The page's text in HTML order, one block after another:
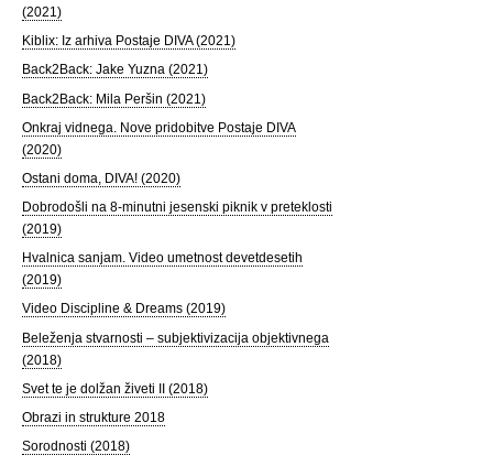
(2021)
Kiblix: Iz arhiva Postaje DIVA (2021)
Back2Back: Jake Yuzna (2021)
Back2Back: Mila Peršin (2021)
Onkraj vidnega. Nove pridobitve Postaje DIVA
(2020)
Ostani doma, DIVA! (2020)
Dobrodošli na 8-minutni jesenski piknik v preteklosti
(2019)
Hvalnica sanjam. Video umetnost devetdesetih
(2019)
Video Discipline & Dreams (2019)
Beleženja stvarnosti – subjektivizacija objektivnega
(2018)
Svet te je dolžan živeti II (2018)
Obrazi in strukture 2018
Sorodnosti (2018)